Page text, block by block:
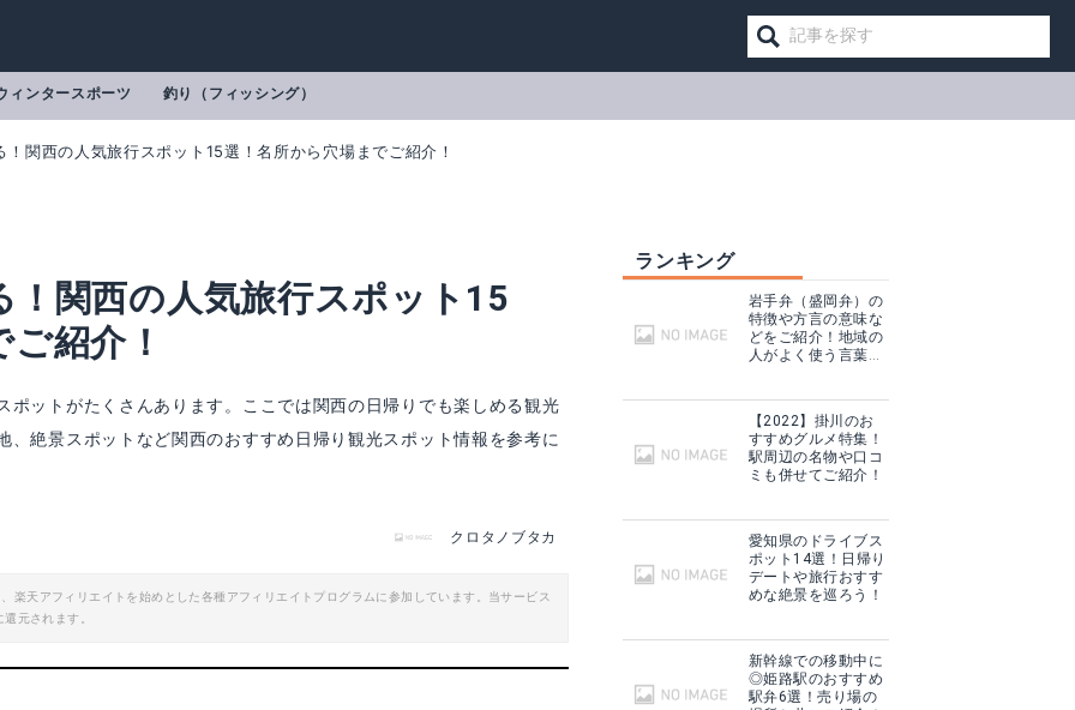
ィンタースポーツ 釣り（フィッシング）
！関西の人気旅行スポット15選！名所から穴場までご紹介！
！関西の人気旅行スポット15
紹介！
ポットがたくさんあります。ここでは関西の日帰りでも楽しめる観光
絶景スポットなど関西のおすすめ日帰り観光スポット情報を参考に
クロタノブタカ
楽天アフィリエイトを始めとした各種アフィリエイトプログラムに参加しています。当サービス
元されます。
ランキング
岩手弁（盛岡弁）の
特徴や方言の意味な
どをご紹介！地域の
人がよく使う言葉は
【2022】掛川のお
すすめグルメ特集！
駅周辺の名物や口コ
ミも併せてご紹介！
愛知県のドライブス
ポット14選！日帰り
デートや旅行おすす
めな絶景を巡ろう！
新幹線での移動中に
◎姫路駅のおすすめ
駅弁6選！売り場の